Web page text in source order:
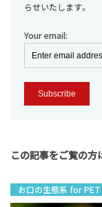
らせいたします。
Your email:
この記事をご覧の方
お口の生態系 for PET